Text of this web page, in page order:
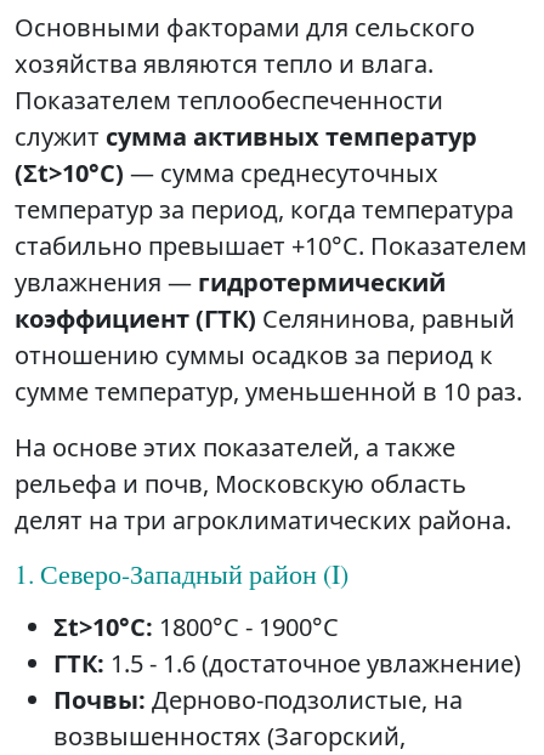
Основными факторами для сельского
хозяйства являются тепло и влага.
Показателем теплообеспеченности
служит сумма активных температур
(Σt>10°C) — сумма среднесуточных
температур за период, когда температура
стабильно превышает +10°C. Показателем
увлажнения — гидротермический
коэффициент (ГТК) Селянинова, равный
отношению суммы осадков за период к
сумме температур, уменьшенной в 10 раз.
На основе этих показателей, а также
рельефа и почв, Московскую область
делят на три агроклиматических района.
1. Северо-Западный район (I)
Σt>10°C: 1800°C - 1900°C
ГТК: 1.5 - 1.6 (достаточное увлажнение)
Почвы: Дерново-подзолистые, на
возвышенностях (Загорский,